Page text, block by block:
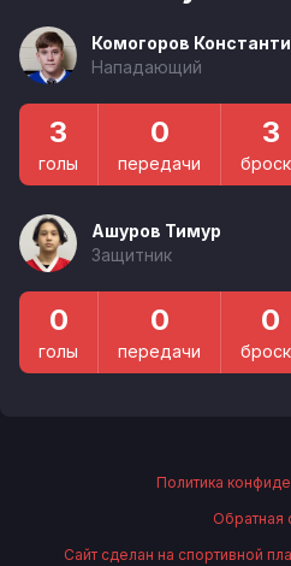
Комогоров
Нападающий
3
голы
0
передачи
3
Ашуров Тимур
Защитник
0
голы
0
передачи
0
Политика
Обратная
Сайт сделан на спортивной